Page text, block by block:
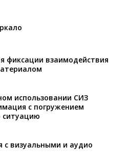
фиксации взаимодействия
использовании СИЗ
с погружением
с визуальными и аудио